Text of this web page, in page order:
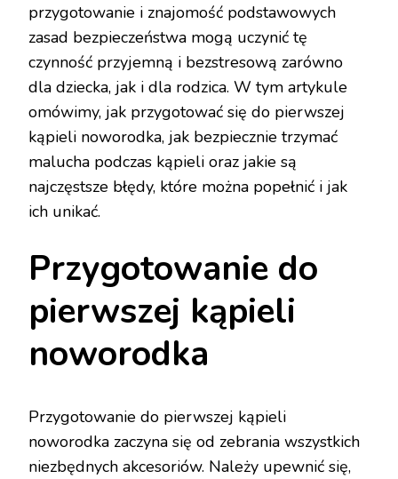
przygotowanie i znajomość podstawowych
zasad bezpieczeństwa mogą uczynić tę
czynność przyjemną i bezstresową zarówno
dla dziecka, jak i dla rodzica. W tym artykule
omówimy, jak przygotować się do pierwszej
kąpieli noworodka, jak bezpiecznie trzymać
malucha podczas kąpieli oraz jakie są
najczęstsze błędy, które można popełnić i jak
ich unikać.
Przygotowanie do
pierwszej kąpieli
noworodka
Przygotowanie do pierwszej kąpieli
noworodka zaczyna się od zebrania wszystkich
niezbędnych akcesoriów. Należy upewnić się,